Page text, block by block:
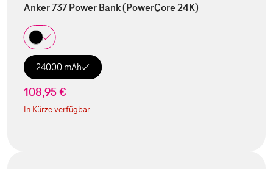
Anker 737 Power Bank (PowerCore 24K)
24000 mAh
108,95 €
In Kürze verfügbar